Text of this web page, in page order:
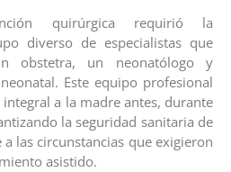
quirúrgica requirió la
diverso de especialistas que
obstetra, un neonatólogo y
Este equipo profesional
a la madre antes, durante
la seguridad sanitaria de
las circunstancias que exigieron
asistido.